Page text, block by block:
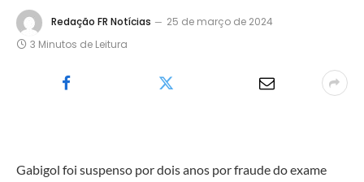
Redação FR Notícias
25 de março de 2024
3 Minutos de Leitura
Gabigol foi suspenso por dois anos por fraude do exame